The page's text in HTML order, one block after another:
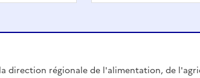
direction régionale de l'alimentation, de